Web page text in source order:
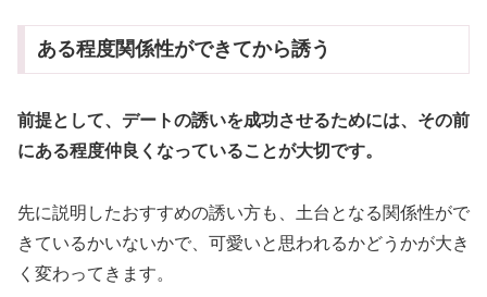
ある程度関係性ができてから誘う
前提として、デートの誘いを成功させるためには、その前
にある程度仲良くなっていることが大切です。
先に説明したおすすめの誘い方も、土台となる関係性がで
きているかいないかで、可愛いと思われるかどうかが大き
く変わってきます。